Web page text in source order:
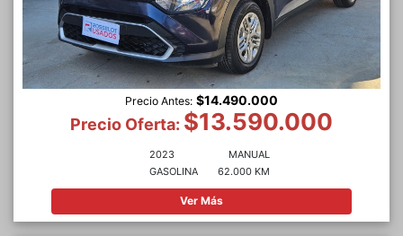
Precio Antes: $14.490.000
Precio Oferta: $13.590.000
2023
GASOLINA
MANUAL
62.000 KM
Ver Más